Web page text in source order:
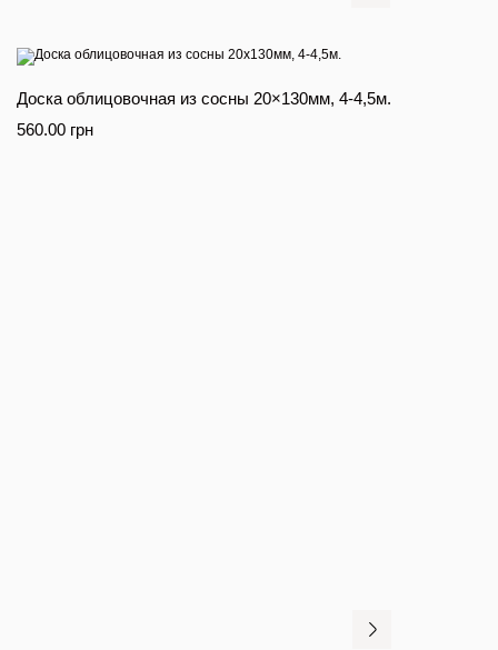
Доска облицовочная из сосны 20×130мм, 4-4,5м.
560.00 грн